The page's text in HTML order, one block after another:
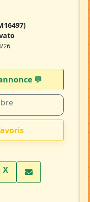
26
💬​
XTwitter X